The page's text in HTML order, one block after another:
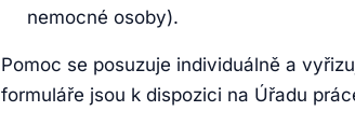
nemocné osoby).
Pomoc se posuzuje individuálně a
formuláře jsou k dispozici na Úřadu